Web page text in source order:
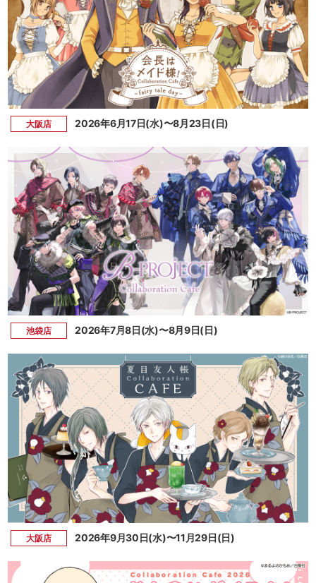
大阪店 2026年6月17日(水)〜8月23日(日)
池袋店 2026年7月8日(水)〜8月9日(日)
大阪店 2026年9月30日(水)〜11月29日(日)